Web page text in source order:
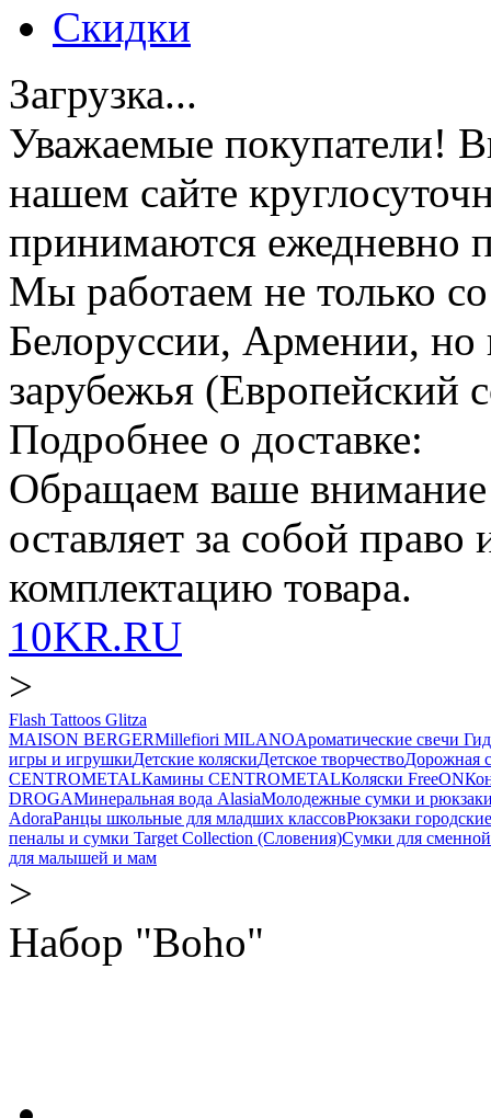
Скидки
Загрузка...
Уважаемые покупатели!
нашем сайте
принимаются ежедневно
Мы работаем не только
Белоруссии, Армении, но
зарубежья
Подробнее о доставке:
Обращаем ваше внимание
оставляет за собой
комплектацию товара.
10KR.RU
>
Flash Tattoos Glitza
MAISON BERGERMillefiori MILANOАроматические свечи
игры и игрушкиДетские коляскиДетское творчествоДорожная
CENTROMETALКамины CENTROMETALКоляски FreeON
DROGAМинеральная вода AlasiaМолодежные сумки и
AdoraРанцы школьные для младших классовРюкзаки городские
пеналы и сумки Target Collection (Словения)Сумки для
для малышей и мам
>
Набор "Boho"